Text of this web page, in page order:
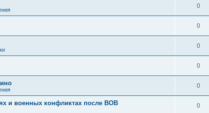
0
0
0
0
0
и военных конфликтах после ВОВ 0